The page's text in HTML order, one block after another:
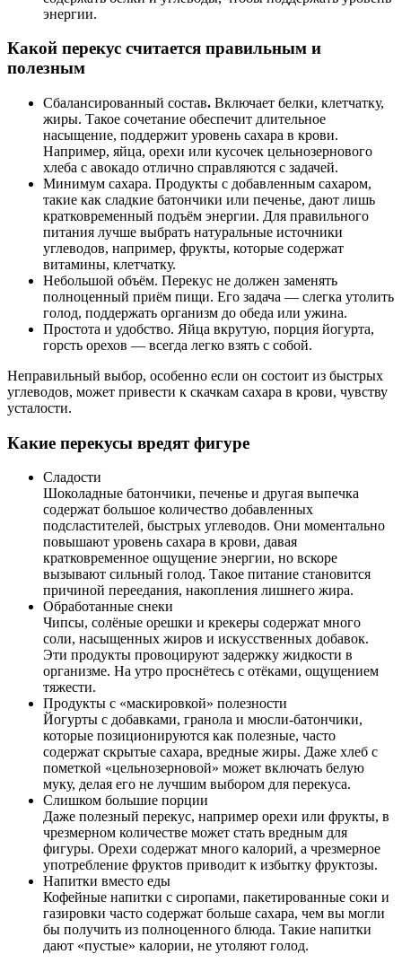
энергии.
Какой перекус считается правильным и
полезным
Сбалансированный состав. Включает белки, клетчатку,
жиры. Такое сочетание обеспечит длительное
насыщение, поддержит уровень сахара в крови.
Например, яйца, орехи или кусочек цельнозернового
хлеба с авокадо отлично справляются с задачей.
Минимум сахара. Продукты с добавленным сахаром,
такие как сладкие батончики или печенье, дают лишь
кратковременный подъём энергии. Для правильного
питания лучше выбрать натуральные источники
углеводов, например, фрукты, которые содержат
витамины, клетчатку.
Небольшой объём. Перекус не должен заменять
полноценный приём пищи. Его задача — слегка утолить
голод, поддержать организм до обеда или ужина.
Простота и удобство. Яйца вкрутую, порция йогурта,
горсть орехов — всегда легко взять с собой.
Неправильный выбор, особенно если он состоит из быстрых
углеводов, может привести к скачкам сахара в крови, чувству
усталости.
Какие перекусы вредят фигуре
Сладости
Шоколадные батончики, печенье и другая выпечка
содержат большое количество добавленных
подсластителей, быстрых углеводов. Они моментально
повышают уровень сахара в крови, давая
кратковременное ощущение энергии, но вскоре
вызывают сильный голод. Такое питание становится
причиной переедания, накопления лишнего жира.
Обработанные снеки
Чипсы, солёные орешки и крекеры содержат много
соли, насыщенных жиров и искусственных добавок.
Эти продукты провоцируют задержку жидкости в
организме. На утро проснётесь с отёками, ощущением
тяжести.
Продукты с «маскировкой» полезности
Йогурты с добавками, гранола и мюсли-батончики,
которые позиционируются как полезные, часто
содержат скрытые сахара, вредные жиры. Даже хлеб с
пометкой «цельнозерновой» может включать белую
муку, делая его не лучшим выбором для перекуса.
Слишком большие порции
Даже полезный перекус, например орехи или фрукты, в
чрезмерном количестве может стать вредным для
фигуры. Орехи содержат много калорий, а чрезмерное
употребление фруктов приводит к избытку фруктозы.
Напитки вместо еды
Кофейные напитки с сиропами, пакетированные соки и
газировки часто содержат больше сахара, чем вы могли
бы получить из полноценного блюда. Такие напитки
дают «пустые» калории, не утоляют голод.